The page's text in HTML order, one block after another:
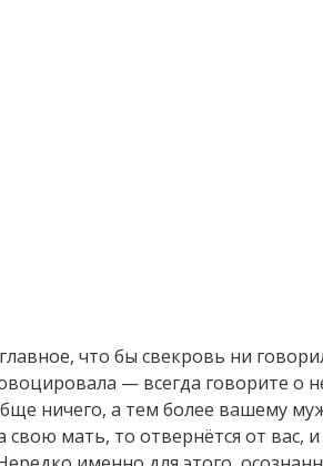
что бы свекровь ни
— всегда говорите о
ничего, а тем более вашему
свою мать, то отвернётся от вас,